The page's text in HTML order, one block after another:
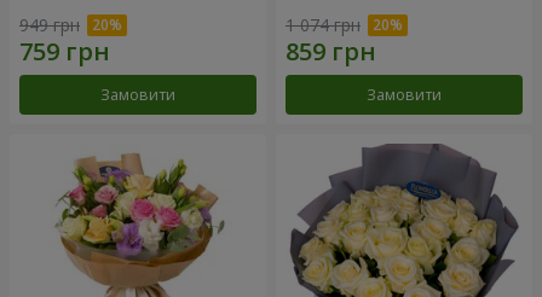
949 грн
Замовити
1 074 грн
Замовити